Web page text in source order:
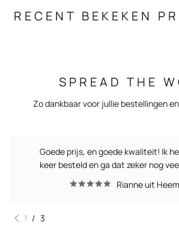
RECENT BEKEKEN
SPREAD THE
Zo dankbaar voor jullie bestellingen
Goede prijs, en goede kwaliteit! Ik
keer besteld en ga dat zeker nog
Rianne uit
1 / 3